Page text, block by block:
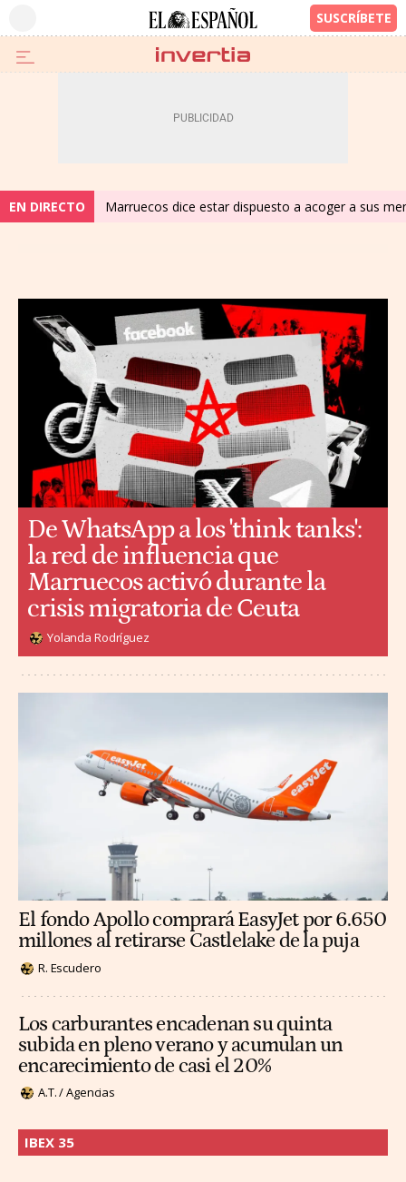
EN DIRECTO Marruecos dice estar dispuesto a acoger a sus
El fondo Apollo comprará EasyJet por 6.650
millones al retirarse Castlelake de la puja
R. Escudero
Los carburantes encadenan su quinta
subida en pleno verano y acumulan un
encarecimiento de casi el 20%
A.T. / Agencias
De WhatsApp a los 'think tanks':
la red de influencia que
Marruecos activó durante la
crisis migratoria de Ceuta
Yolanda Rodríguez
IBEX 35